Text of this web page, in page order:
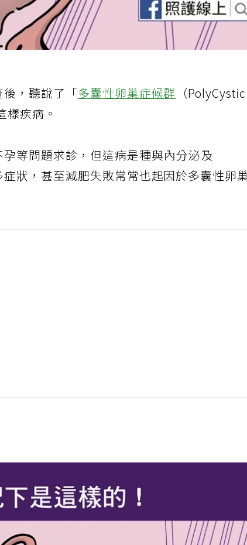
後，聽說了「多囊性卵巢症候群 （
疾病。
孕等問題求診，但這病是種與內分泌及
狀，甚至減肥失敗常常也起因於多囊性卵